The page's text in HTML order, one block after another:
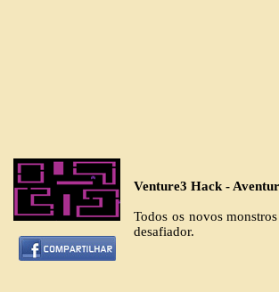
Venture3 Hack -
Todos os novos
desafiador.